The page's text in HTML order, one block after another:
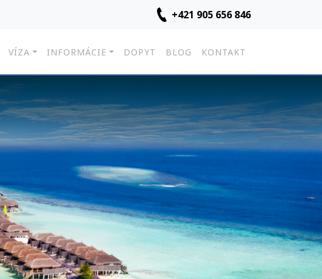
+421 905 656 846
VÍZA INFORMÁCIE DOPYT BLOG KONTAKT